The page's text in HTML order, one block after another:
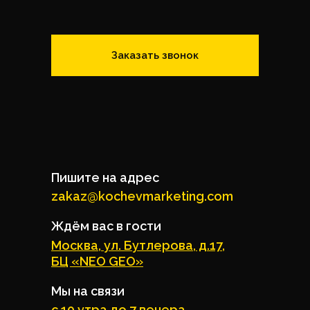
Заказать звонок
Пишите на адрес
zakaz@kochevmarketing.com
Ждём вас в гости
Москва, ул. Бутлерова, д.17,
БЦ «NEO GEO»
Мы на связи